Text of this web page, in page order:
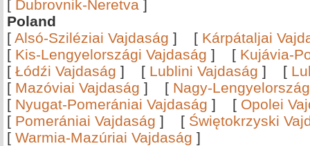
[ Dubrovnik-Neretva ]
Poland
[ Alsó-Sziléziai Vajdaság ] [ Kárpátaljai
[ Kis-Lengyelországi Vajdaság ] [ Kujávia-
[ Łódźi Vajdaság ] [ Lublini Vajdaság ] [
[ Mazóviai Vajdaság ] [ Nagy-
[ Nyugat-Pomerániai Vajdaság ] [ Opolei
[ Pomerániai Vajdaság ] [ Świętokrzyski
[ Warmia-Mazúriai Vajdaság ]